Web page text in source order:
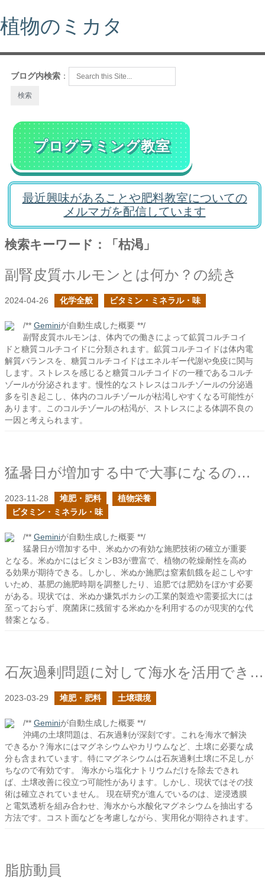
植物のミカタ
ブログ内検索 ：
プログラミング教室
最近興味があることや肥料教室についての
メルマガを配信しています
検索キーワード：「枯渇」
副腎皮質ホルモンとは何か？の続き
2024-04-26 化学全般 ビタミン・ミネラル・味
/** Geminiが自動生成した概要 **/
副腎皮質ホルモンは、体内での働きによって鉱質コルチコイ
ドと糖質コルチコイドに分類されます。鉱質コルチコイドは体内電
解質バランスを、糖質コルチコイドはエネルギー代謝や免疫に関与
します。ストレスを感じると糖質コルチコイドの一種であるコルチ
ゾールが分泌されます。慢性的なストレスはコルチゾールの分泌過
多を引き起こし、体内のコルチゾールが枯渇しやすくなる可能性が
あります。このコルチゾールの枯渇が、ストレスによる体調不良の
一因と考えられます。
猛暑日が増加する中で大事になるのは米ぬかの施肥技術の確立になるだろう
2023-11-28 堆肥・肥料
植物栄養
ビタミン・ミネラル・味
/** Geminiが自動生成した概要 **/
猛暑日が増加する中、米ぬかの有効な施肥技術の確立が重要
となる。米ぬかにはビタミンB3が豊富で、植物の乾燥耐性を高め
る効果が期待できる。しかし、米ぬか施肥は窒素飢餓を起こしやす
いため、基肥の施肥時期を調整したり、追肥では肥効をぼかす必要
がある。現状では、米ぬか嫌気ボカシの工業的製造や需要拡大には
至っておらず、廃菌床に残留する米ぬかを利用するのが現実的な代
替案となる。
石灰過剰問題に対して海水を活用できるか？
2023-03-29 堆肥・肥料 土壌環境
/** Geminiが自動生成した概要 **/
沖縄の土壌問題は、石灰過剰が深刻です。これを海水で解決
できるか？海水にはマグネシウムやカリウムなど、土壌に必要な成
分も含まれています。特にマグネシウムは石灰過剰土壌に不足しが
ちなので有効です。 海水から塩化ナトリウムだけを除去できれ
ば、土壌改善に役立つ可能性があります。しかし、現状ではその技
術は確立されていません。 現在研究が進んでいるのは、逆浸透膜
と電気透析を組み合わせ、海水から水酸化マグネシウムを抽出する
方法です。コスト面などを考慮しながら、実用化が期待されます。
脂肪動員